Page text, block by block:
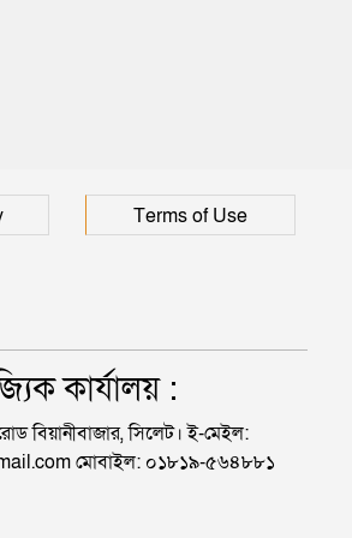
Terms of Use
কার্যালয় :
বিয়ানীবাজার, সিলেট। ই-মেইল:
মোবাইল: ০১৮১৯-৫৬৪৮৮১